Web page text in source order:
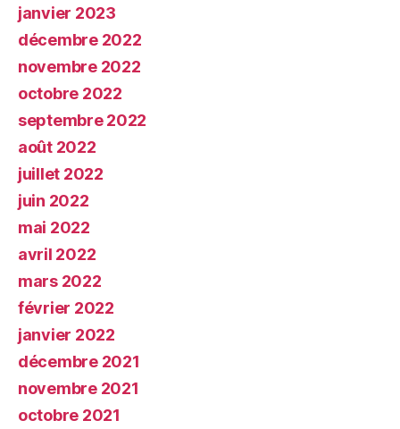
janvier 2023
décembre 2022
novembre 2022
octobre 2022
septembre 2022
août 2022
juillet 2022
juin 2022
mai 2022
avril 2022
mars 2022
février 2022
janvier 2022
décembre 2021
novembre 2021
octobre 2021